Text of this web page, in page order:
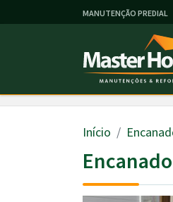
MANUTENÇÃO PREDIAL
Início